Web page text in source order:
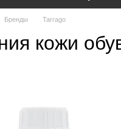
Бренды Tarrago
кожи